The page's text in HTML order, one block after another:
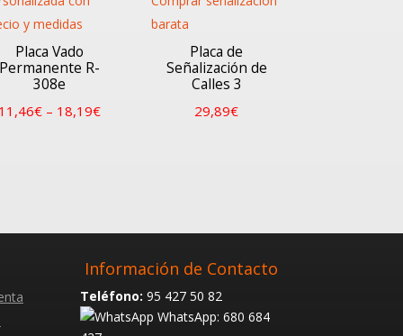
Placa Vado
Permanente R-
308e
11,46€– 18,19€
Placa de
Señalización de
Calles 3
29,89€
Información de Contacto
Teléfono: 95 427 50 82
WhatsApp: 680 684